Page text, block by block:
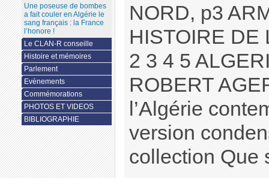
NORD, p3
HISTOIRE DE
2 3 4 5
ROBERT
l’Algérie
version
collection Que
Une poseuse de bombes
a fait couler en Algérie le
sang français : la France
l’honore !
Le CLAN-R conseille
Histoire et mémoires
Parlement
Evènements
Commémorations
PHOTOS ET VIDEOS
BIBLIOGRAPHIE